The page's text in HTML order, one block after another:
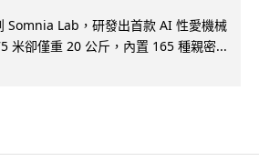
Somnia Lab，研發出首款 AI 性愛機械
米卻僅重 20 公斤，內置 165 種親密...